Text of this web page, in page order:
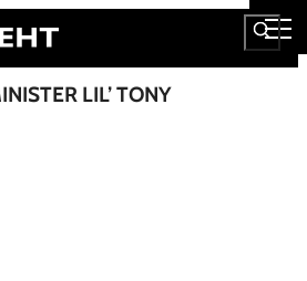
LIL’ TONY